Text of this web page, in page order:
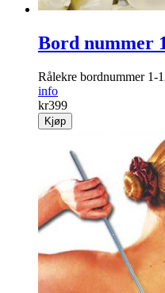
Bord nummer
Rålekre bordnummer 1-
info
kr399
Kjøp